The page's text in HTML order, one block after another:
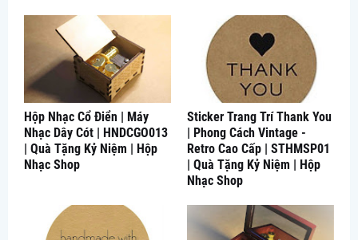
Hộp Nhạc Cổ Điển | Máy
Nhạc Dây Cót | HNDCGO013
| Quà Tặng Kỷ Niệm | Hộp
Nhạc Shop
Sticker Trang Trí Thank You
| Phong Cách Vintage -
Retro Cao Cấp | STHMSP01
| Quà Tặng Kỷ Niệm | Hộp
Nhạc Shop